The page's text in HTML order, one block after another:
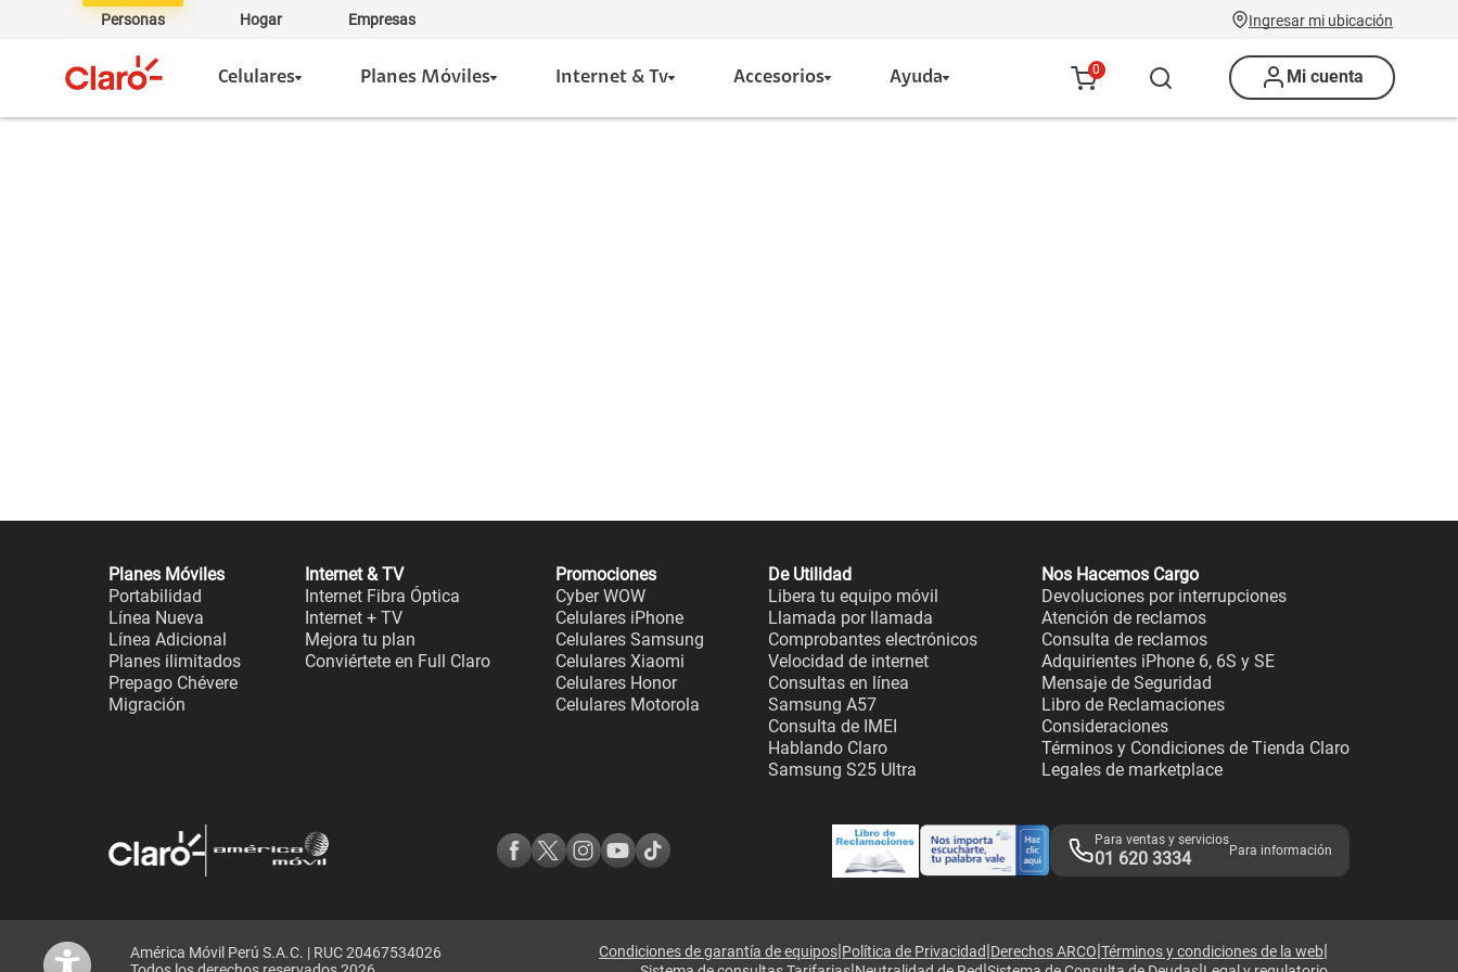
Personas Hogar Empresas Ingresar mi ubicación
Celulares Planes Móviles Internet & Tv Accesorios Ayuda 0 Mi cuenta
Planes Móviles
Portabilidad
Línea Nueva
Línea Adicional
Planes ilimitados
Prepago Chévere
Migración
Internet & TV
Internet Fibra Óptica
Internet + TV
Mejora tu plan
Conviértete en Full Claro
Promociones
Cyber WOW
Celulares iPhone
Celulares Samsung
Celulares Xiaomi
Celulares Honor
Celulares Motorola
De Utilidad
Libera tu equipo móvil
Llamada por llamada
Comprobantes electrónicos
Velocidad de internet
Consultas en línea
Samsung A57
Consulta de IMEI
Hablando Claro
Samsung S25 Ultra
Nos Hacemos Cargo
Devoluciones por interrupciones
Atención de reclamos
Consulta de reclamos
Adquirientes iPhone 6, 6S y SE
Mensaje de Seguridad
Libro de Reclamaciones
Consideraciones
Términos y Condiciones de Tienda Claro
Legales de marketplace
Para ventas y servicios
01 620 3334 Para información
América Móvil Perú S.A.C. | RUC 20467534026
Condiciones de garantía de equipos|Política de Privacidad|Derechos ARCO|Términos y condiciones de la web|